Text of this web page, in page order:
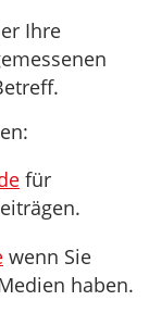
Ihre
für
wenn Sie
haben.